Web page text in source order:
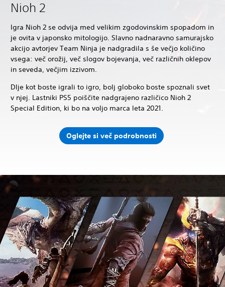
Nioh 2
Igra Nioh 2 se odvija med velikim zgodovinskim spopadom in
je ovita v japonsko mitologijo. Slavno nadnaravno samurajsko
akcijo avtorjev Team Ninja je nadgradila s še večjo količino
vsega: več orožij, več slogov bojevanja, več različnih oklepov
in seveda, večjim izzivom.
Dlje kot boste igrali to igro, bolj globoko boste spoznali svet
v njej. Lastniki PS5 poiščite nadgrajeno različico Nioh 2
Special Edition, ki bo na voljo marca leta 2021.
Oglejte si več podrobnosti